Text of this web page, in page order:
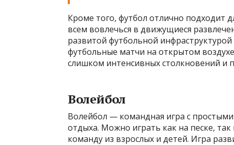
Кроме того, футбол отлично подходит
всем вовлечься в движущиеся
развитой футбольной
футбольные матчи на открытом
слишком интенсивных столкновений и
Волейбол
Волейбол — командная игра с
отдыха. Можно играть как на песке,
команду из взрослых и детей. Игра